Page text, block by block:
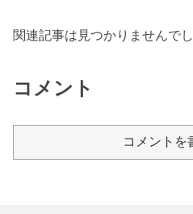
関連記事は見つかりませんでし
コメント
コメントを